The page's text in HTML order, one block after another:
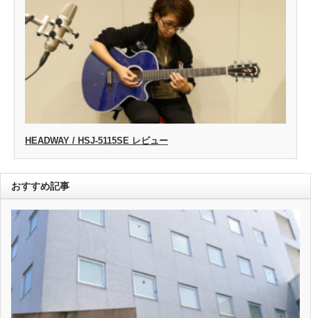
HEADWAY / HSJ-5115SE レビュー
おすすめ記事